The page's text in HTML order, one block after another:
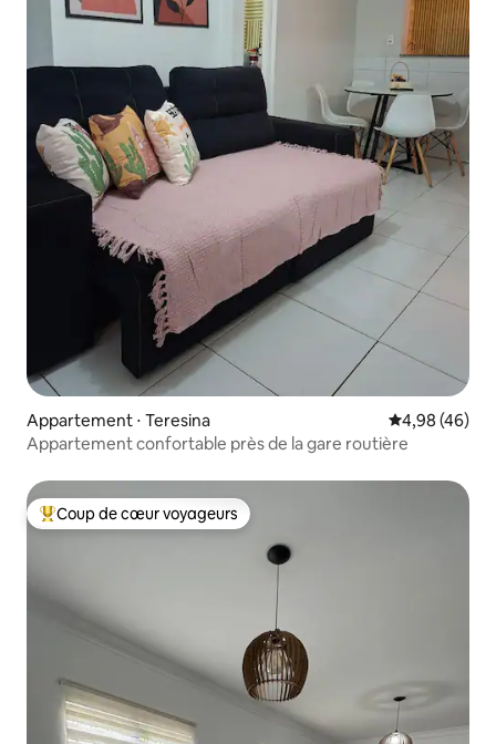
Appartement ⋅ Teresina Évaluation
4,98 (46)
Appartement confortable près de la gare routière
Coups de cœur voyageurs les plus appréciés
Coup de cœur voyageurs